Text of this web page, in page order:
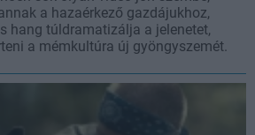
a hazaérkező gazdájukhoz,
hang túldramatizálja a jelenetet,
a mémkultúra új gyöngyszemét.